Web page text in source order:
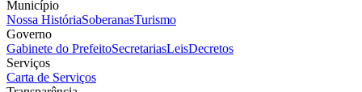
Município
Nossa HistóriaSoberanasTurismo
Governo
Gabinete do PrefeitoSecretariasLeisDecretos
Serviços
Carta de Serviços